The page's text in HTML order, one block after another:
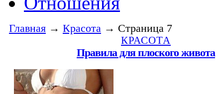
Главная → Красота → Страница 7
КРАСОТА
Правила для плоского живота